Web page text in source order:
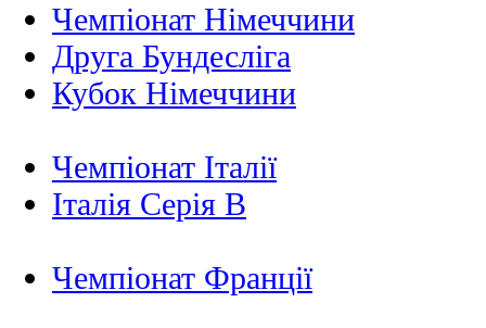
Чемпіонат Німеччини
Друга Бундесліга
Кубок Німеччини
Чемпіонат Італії
Італія Серія B
Чемпіонат Франції